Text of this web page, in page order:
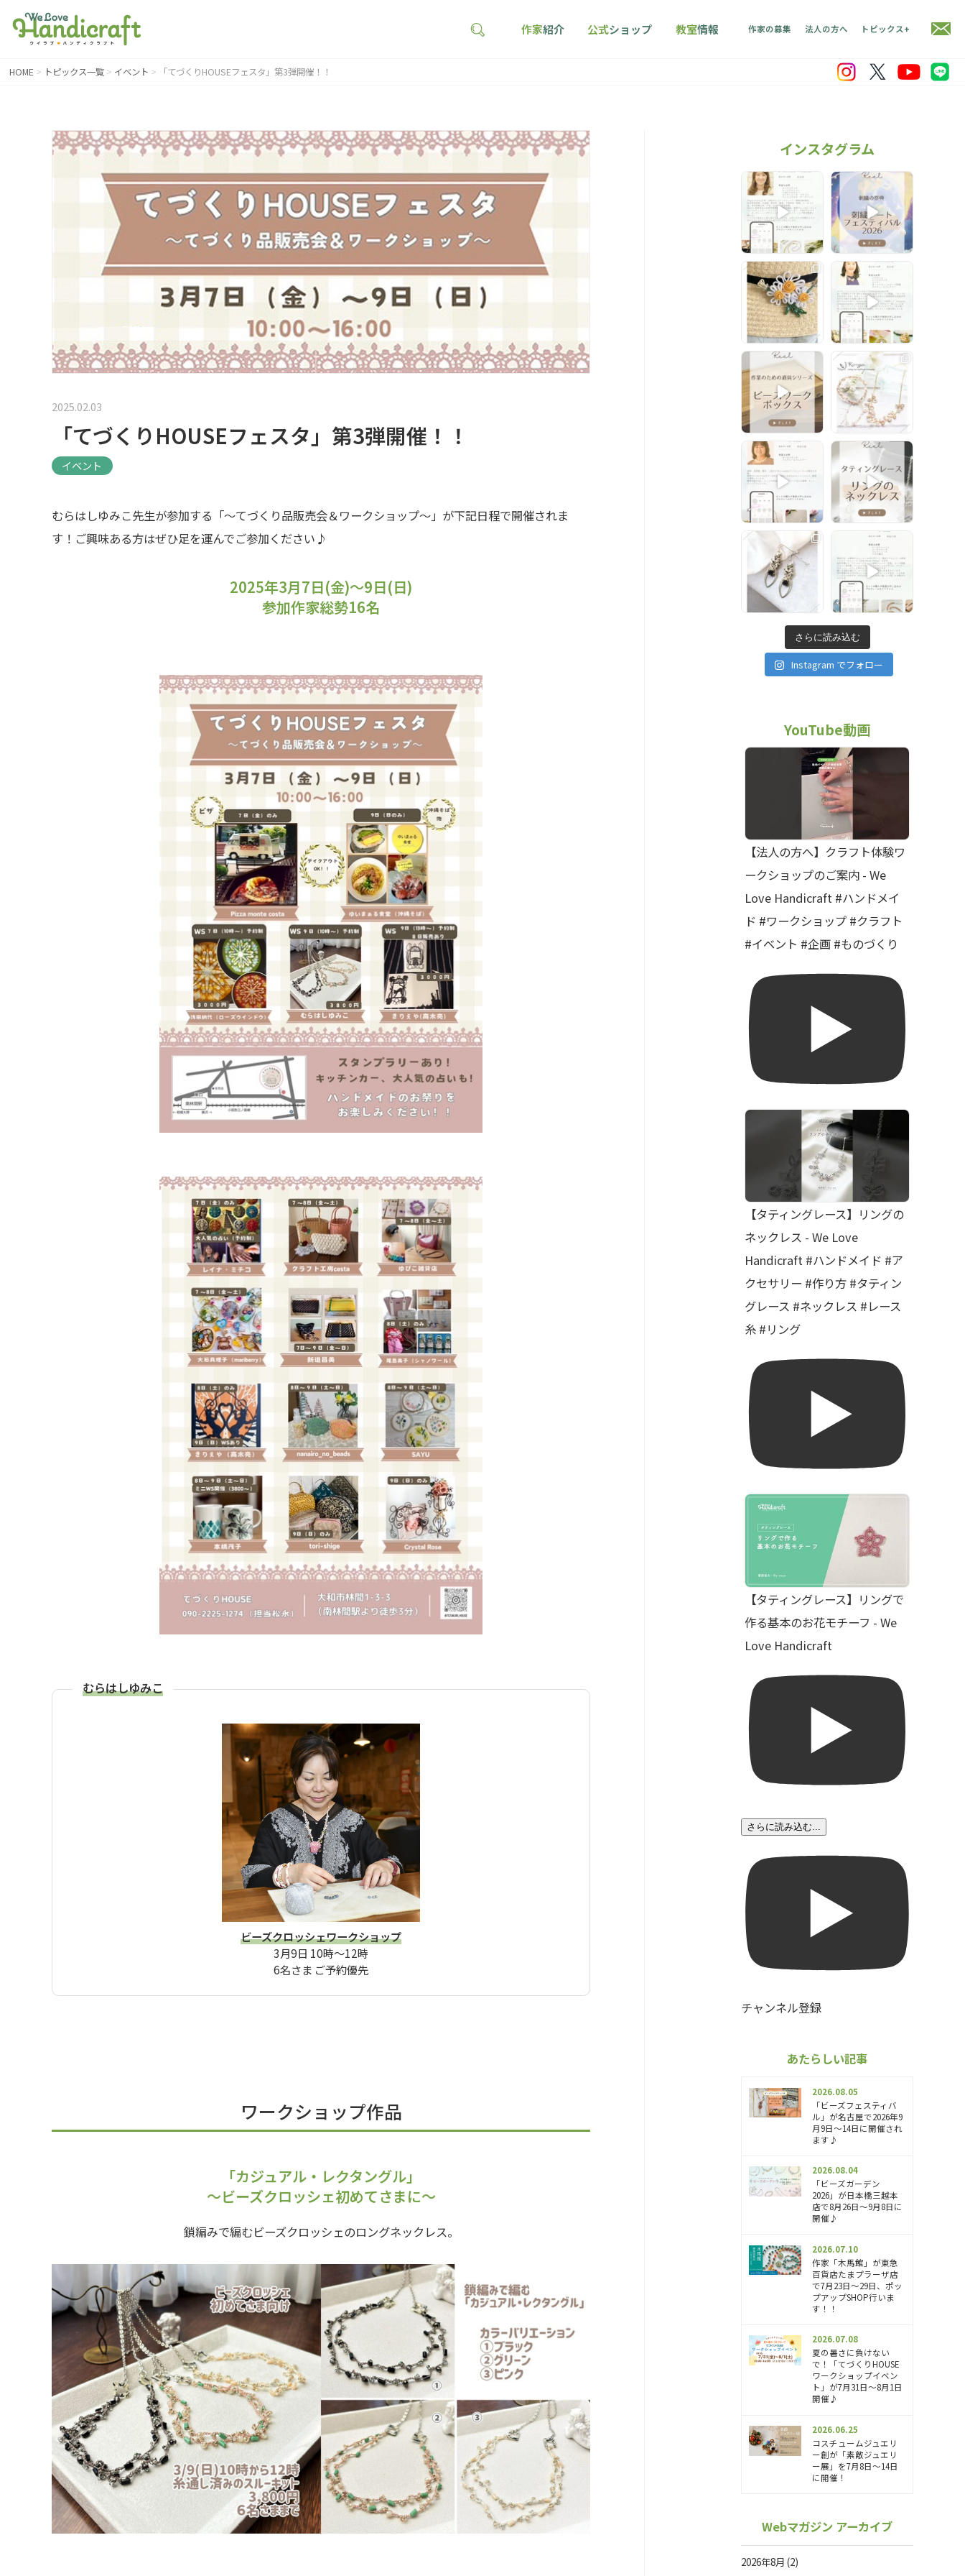
作家紹介 公式ショップ 教室情報 作家の募集 法人の方へ トピックス+
HOME トピックス一覧 イベント 「てづくりHOUSEフェスタ」第3弾開催！！
2025.02.03
「てづくりHOUSEフェスタ」第3弾開催！！
イベント
むらはしゆみこ先生が参加する「〜てづくり品販売会＆ワークショップ〜」が下記日程で開催されま
す！ご興味ある方はぜひ足を運んでご参加ください♪
2025年3月7日(金)〜9日(日)
参加作家総勢16名
むらはしゆみこ
ビーズクロッシェワークショップ
3月9日 10時〜12時
6名さま ご予約優先
ワークショップ作品
「カジュアル・レクタングル」
〜ビーズクロッシェ初めてさまに〜
鎖編みで編むビーズクロッシェのロングネックレス。
インスタグラム
さらに読み込む
Instagram でフォロー
YouTube動画
【法人の方へ】クラフト体験ワ
ークショップのご案内 - We
Love Handicraft #ハンドメイ
ド #ワークショップ #クラフト
#イベント #企画 #ものづくり
【タティングレース】リングの
ネックレス - We Love
Handicraft #ハンドメイド #ア
クセサリー #作り方 #タティン
グレース #ネックレス #レース
糸 #リング
【タティングレース】リングで
作る基本のお花モチーフ - We
Love Handicraft
さらに読み込む...
チャンネル登録
あたらしい記事
2026.08.05
「ビーズフェスティバ
ル」が名古屋で2026年9
月9日～14日に開催され
ます♪
2026.08.04
「ビーズガーデン
2026」が日本橋三越本
店で8月26日～9月8日に
開催♪
2026.07.10
作家「木馬館」が東急
百貨店たまプラーザ店
で7月23日〜29日、ポッ
プアップSHOP行いま
す！！
2026.07.08
夏の暑さに負けない
で！「てづくりHOUSE
ワークショップイベン
ト」が7月31日～8月1日
開催♪
2026.06.25
コスチュームジュエリ
ー創が「素敵ジュエリ
ー展」を7月8日～14日
に開催！
Webマガジン アーカイブ
2026年8月 (2)